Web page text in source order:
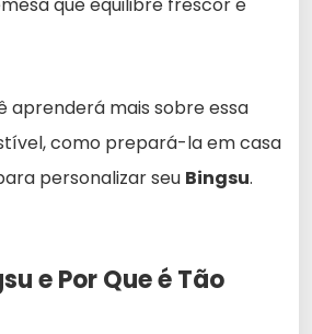
aprenderá mais sobre essa
como prepará-la em casa
personalizar seu Bingsu.
e Por Que é Tão